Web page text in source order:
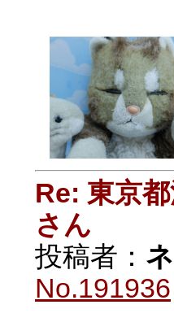
Re: 東京
さん
投稿者：
No.191936